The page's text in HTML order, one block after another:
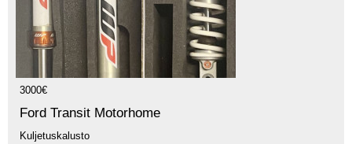
3000€
Ford Transit Motorhome
Kuljetuskalusto